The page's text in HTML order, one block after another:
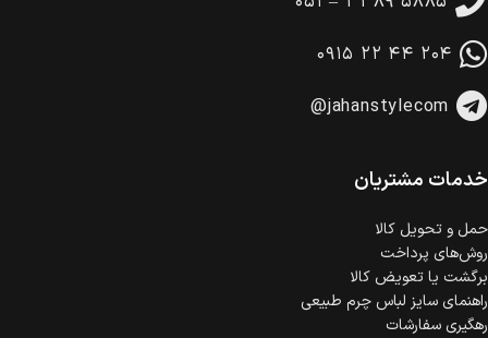
در هنگام خرید محصول، امکان انتخاب پرداخت در محل
وجود دارد.
خرید اقساطی با شرایط آسان و بدون ضامن امکان‌پذیر
است.
گارانتی معتبر برای تمامی محصولات ارائه می‌شود.
۰۹۱۵ ۲۲ ۴۴ ۲۰۴
@jahanstylecom
خدمات مشتریان
حمل‌ و تحویل کالا
روش‌های پرداخت
برگشت یا تعویض کالا
راهنمای سایز لباس چرم طبیعی
رهگیری سفارشات